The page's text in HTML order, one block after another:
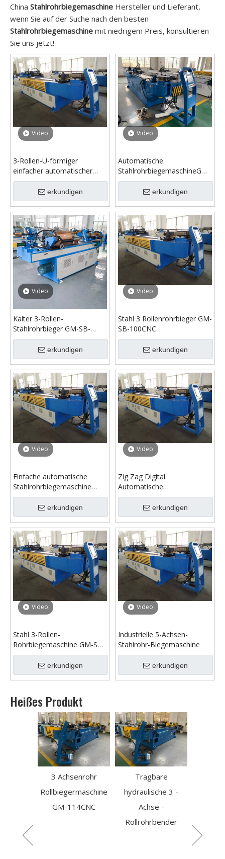
China Stahlrohrbiegemaschine Hersteller und Lieferant,
wenn Sie auf der Suche nach den besten
Stahlrohrbiegemaschine mit niedrigem Preis, konsultieren
Sie uns jetzt!
Video
3-Rollen-U-förmiger
einfacher automatischer
Stahlrohrbieger
erkundigen
Video
Automatische
StahlrohrbiegemaschineGM-
SB-76CNC
erkundigen
Video
Kalter 3-Rollen-
Stahlrohrbieger GM-SB-
50CNC
erkundigen
Video
Stahl 3 Rollenrohrbieger GM-
SB-100CNC
erkundigen
Video
Einfache automatische
Stahlrohrbiegemaschine
GM-SB-100CNC
erkundigen
Video
Zig Zag Digital
Automatische
Stahlrohrbiegemaschine
erkundigen
Video
Stahl 3-Rollen-
Rohrbiegemaschine GM-SB-
100CNC
erkundigen
Video
Industrielle 5-Achsen-
Stahlrohr-Biegemaschine
erkundigen
Heißes Produkt
3 Achsenrohr
Rollbiegermaschine
GM-114CNC
Tragbare
hydraulische 3 -
Achse -
Rollrohrbender